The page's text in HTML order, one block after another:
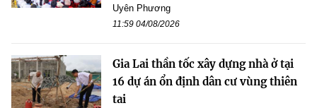
Uyên Phương
11:59 04/08/2026
Gia Lai thần tốc xây dựng nhà ở tại
16 dự án ổn định dân cư vùng thiên
tai